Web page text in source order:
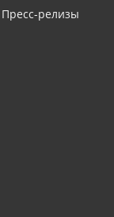
Пресс-релизы